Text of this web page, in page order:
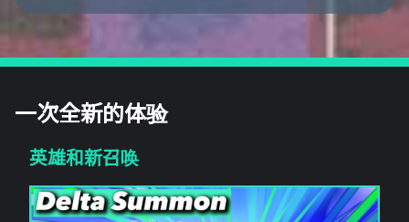
一次全新的体验
英雄和新召唤